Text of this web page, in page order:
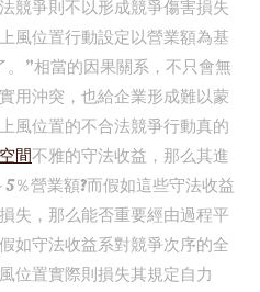
競爭則不以形成競爭傷害損失
風位置行動設定以營業額為基
”相當的因果關系，不只會無
用沖突，也給企業形成難以蒙
風位置的不合法競爭行動真的
間不雅的守法收益，那么其進
％營業額?而假如這些守法收益
失，那么能否重要經由過程平
如守法收益系對競爭次序的全
位置實際則損失其規定自力